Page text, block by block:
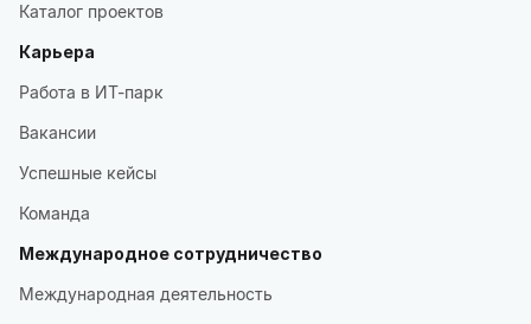
Каталог проектов
Карьера
Работа в ИТ-парк
Вакансии
Успешные кейсы
Команда
Международное сотрудничество
Международная деятельность